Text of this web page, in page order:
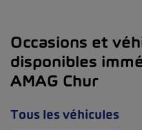
Occasions et
disponibles
AMAG Chur
Tous les véhicules